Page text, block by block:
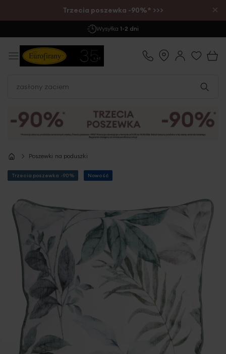
Trzecia poszewka -90%* >>> ×
Wysyłka 1-2 dni
Poszewki na poduszki
koniec
galerii
Trzecia poszewka -90% Nowość